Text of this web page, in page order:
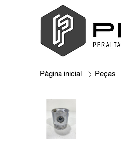
Página inicial Peças